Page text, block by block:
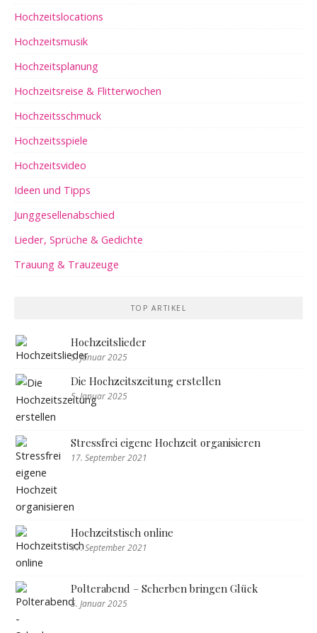
Hochzeitslocations
Hochzeitsmusik
Hochzeitsplanung
Hochzeitsreise & Flitterwochen
Hochzeitsschmuck
Hochzeitsspiele
Hochzeitsvideo
Ideen und Tipps
Junggesellenabschied
Lieder, Sprüche & Gedichte
Trauung & Trauzeuge
TOP ARTIKEL
Hochzeitslieder
5. Januar 2025
Die Hochzeitszeitung erstellen
5. Januar 2025
Stressfrei eigene Hochzeit organisieren
17. September 2021
Hochzeitstisch online
17. September 2021
Polterabend – Scherben bringen Glück
5. Januar 2025